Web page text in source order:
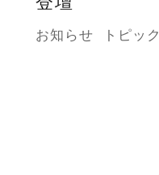
お知らせ トピック